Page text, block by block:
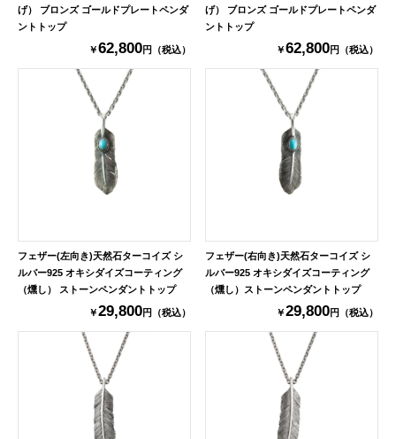
げ） ブロンズ ゴールドプレートペンダ
ントトップ
￥62,800円（税込）
げ） ブロンズ ゴールドプレートペンダ
ントトップ
￥62,800円（税込）
フェザー(左向き)天然石ターコイズ シ
ルバー925 オキシダイズコーティング
（燻し） ストーンペンダントトップ
￥29,800円（税込）
フェザー(右向き)天然石ターコイズ シ
ルバー925 オキシダイズコーティング
（燻し）ストーンペンダントトップ
￥29,800円（税込）